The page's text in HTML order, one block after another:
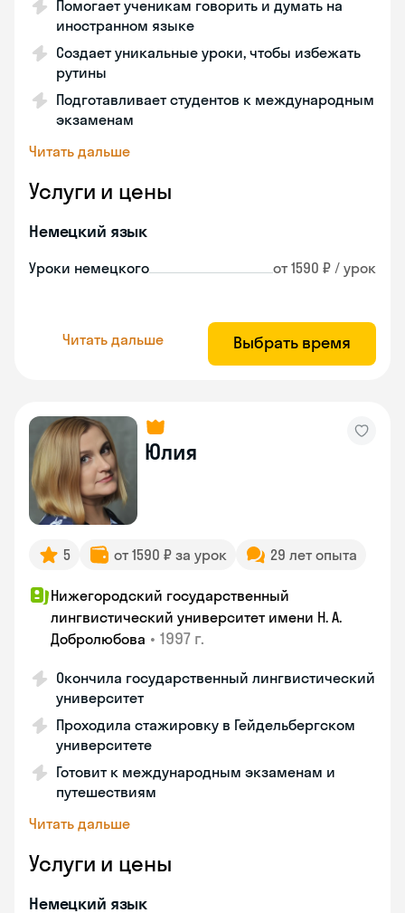
Помогает ученикам говорить и думать на
иностранном языке
Создает уникальные уроки, чтобы избежать
рутины
Подготавливает студентов к международным
экзаменам
Читать дальше
Услуги и цены
Немецкий язык
Уроки немецкого от 1590 ₽ / урок
Читать дальше Выбрать время
Юлия
5 от 1590 ₽ за урок 29 лет опыта
Нижегородский государственный
лингвистический университет имени Н. А.
Добролюбова • 1997 г.
Окончила государственный лингвистический
университет
Проходила стажировку в Гейдельбергском
университете
Готовит к международным экзаменам и
путешествиям
Читать дальше
Услуги и цены
Немецкий язык